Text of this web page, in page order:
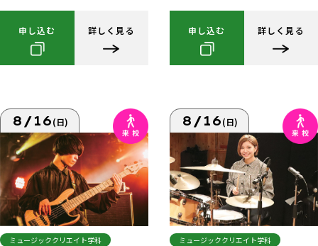
申し込む 詳しく見る 申し込む 詳しく見る
8/16(日)
ミュージッククリエイト学科
8/16(日)
ミュージッククリエイト学科